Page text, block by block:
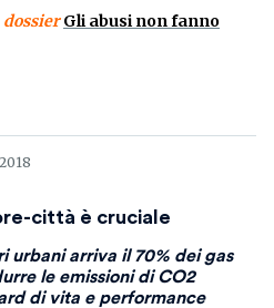
dossier Gli abusi non fanno
città è cruciale
urbani arriva il 70% dei gas
le emissioni di CO2
di vita e performance